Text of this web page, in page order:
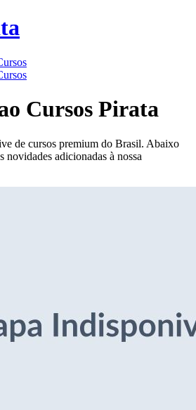
Cursos Pirata
de cursos premium do Brasil. Abaixo
novidades adicionadas à nossa